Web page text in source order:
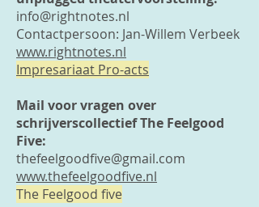
info@rightnotes.nl
Contactpersoon: Jan-Willem Verbeek
www.rightnotes.nl
Impresariaat Pro-acts
Mail voor vragen over
schrijverscollectief The Feelgood
Five:
thefeelgoodfive@gmail.com
www.thefeelgoodfive.nl
The Feelgood five